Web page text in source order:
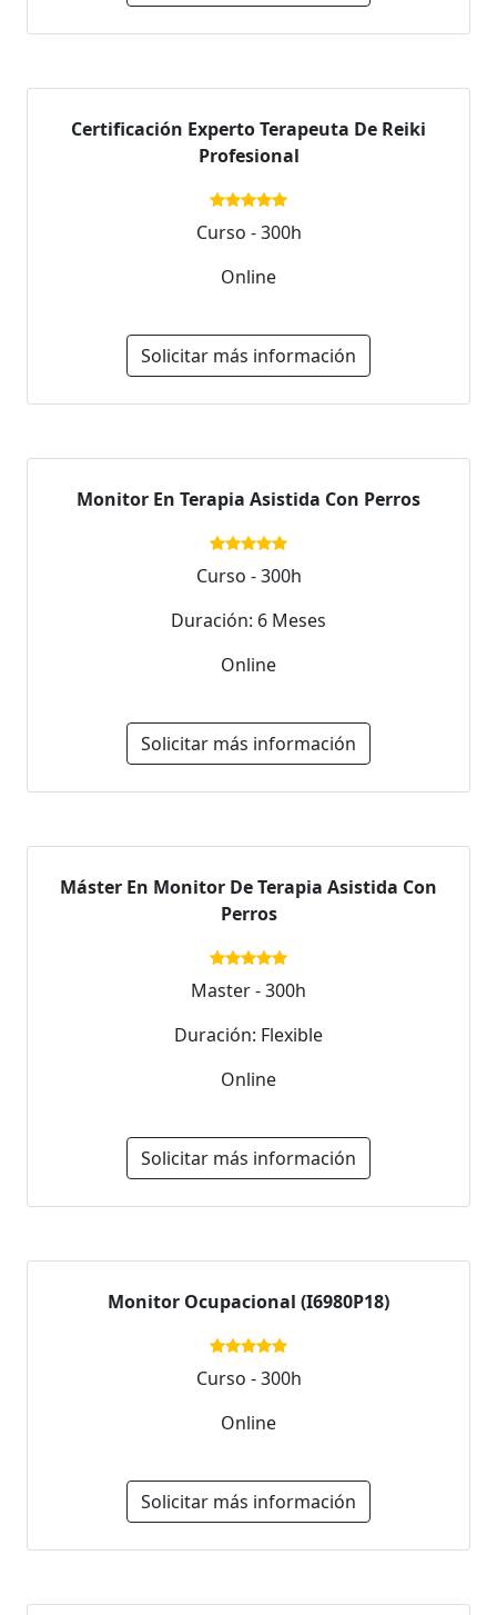
Certificación Experto Terapeuta De Reiki
Profesional
Curso - 300h
Online
Solicitar más información
Monitor En Terapia Asistida Con Perros
Curso - 300h
Duración: 6 Meses
Online
Solicitar más información
Máster En Monitor De Terapia Asistida Con
Perros
Master - 300h
Duración: Flexible
Online
Solicitar más información
Monitor Ocupacional (I6980P18)
Curso - 300h
Online
Solicitar más información